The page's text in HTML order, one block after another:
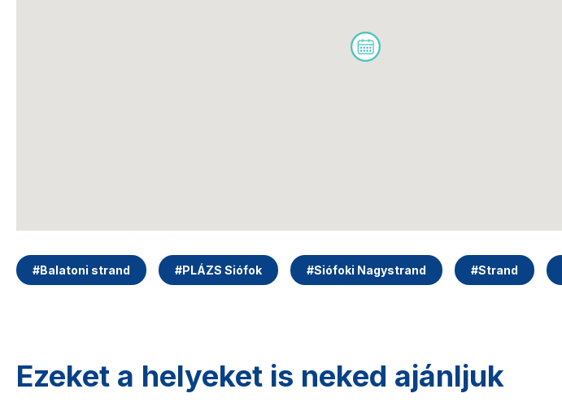
#Balatoni strand #PLÁZS Siófok #Siófoki Nagystrand #Strand
Ezeket a helyeket is neked ajánljuk